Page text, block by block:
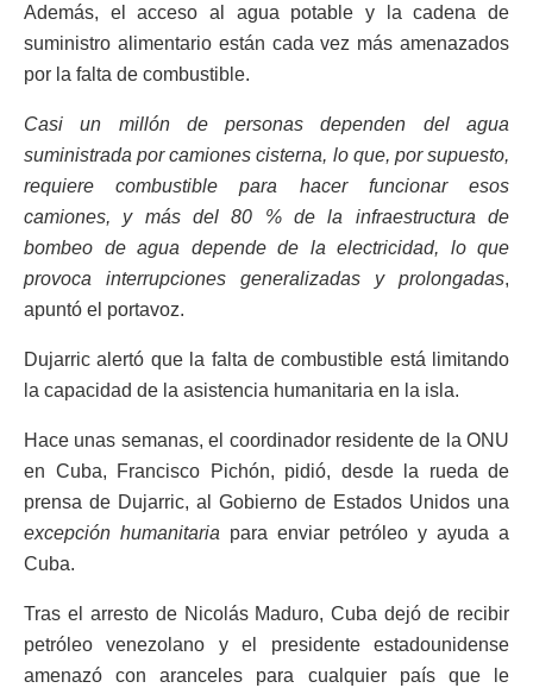
Además, el acceso al agua potable y la cadena de
suministro alimentario están cada vez más amenazados
por la falta de combustible.
Casi un millón de personas dependen del agua
suministrada por camiones cisterna, lo que, por supuesto,
requiere combustible para hacer funcionar esos
camiones, y más del 80 % de la infraestructura de
bombeo de agua depende de la electricidad, lo que
provoca interrupciones generalizadas y prolongadas,
apuntó el portavoz.
Dujarric alertó que la falta de combustible está limitando
la capacidad de la asistencia humanitaria en la isla.
Hace unas semanas, el coordinador residente de la ONU
en Cuba, Francisco Pichón, pidió, desde la rueda de
prensa de Dujarric, al Gobierno de Estados Unidos una
excepción humanitaria para enviar petróleo y ayuda a
Cuba.
Tras el arresto de Nicolás Maduro, Cuba dejó de recibir
petróleo venezolano y el presidente estadounidense
amenazó con aranceles para cualquier país que le